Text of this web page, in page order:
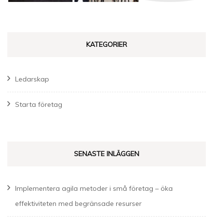
KATEGORIER
Ledarskap
Starta företag
SENASTE INLÄGGEN
Implementera agila metoder i små företag – öka
effektiviteten med begränsade resurser